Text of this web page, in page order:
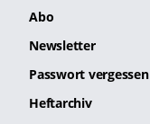
Abo
Newsletter
Passwort vergessen
Heftarchiv